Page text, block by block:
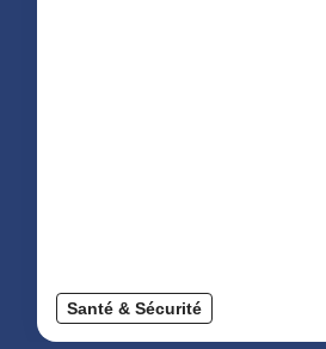
Santé & Sécurité